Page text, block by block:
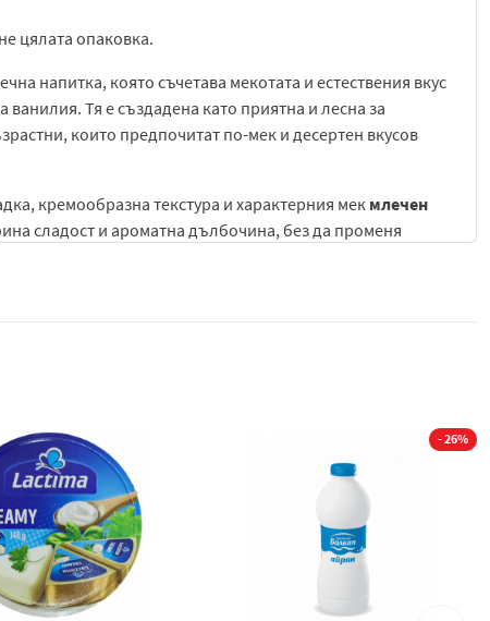
цялата опаковка.
напитка, която съчетава мекотата и естествения вкус
Тя е създадена като приятна и лесна за
които предпочитат по-мек и десертен вкусов
кремообразна текстура и характерния мек млечен
сладост и ароматна дълбочина, без да променя
напитки, а послевкусът е мек, сладък и леко
освежаващо и приятно усещане, а ваниловият аромат
хранене или бързо освежаване през деня. То
закуски или десерти, като допълва техния вкус
- 26%